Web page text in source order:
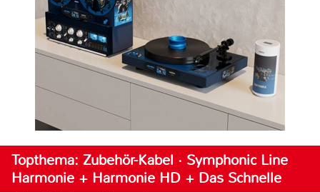
Topthema: Zubehör-Kabel · Symphonic Line
Harmonie + Harmonie HD + Das Schnelle